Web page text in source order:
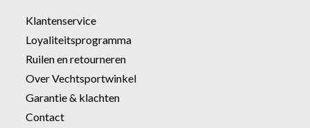
Klantenservice
Loyaliteitsprogramma
Ruilen en retourneren
Over Vechtsportwinkel
Garantie & klachten
Contact